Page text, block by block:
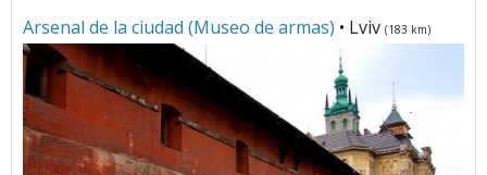
Arsenal de la ciudad (Museo de armas) • Lviv (183 km)